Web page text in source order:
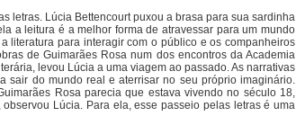
letras. Lúcia Bettencourt puxou a brasa para sua sardinha
a leitura é a melhor forma de atravessar para um mundo
literatura para interagir com o público e os companheiros
de Guimarães Rosa num dos encontros da Academia
levou Lúcia a uma viagem ao passado. As narrativas
sair do mundo real e aterrisar no seu próprio imaginário.
Rosa parecia que estava vivendo no século 18,
Lúcia. Para ela, esse passeio pelas letras é uma